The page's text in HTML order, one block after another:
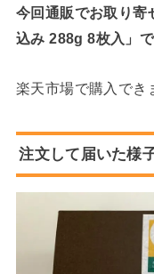
今回通販でお取り寄
込み 288g 8枚入」で
楽天市場で購入でき
注文して届いた様